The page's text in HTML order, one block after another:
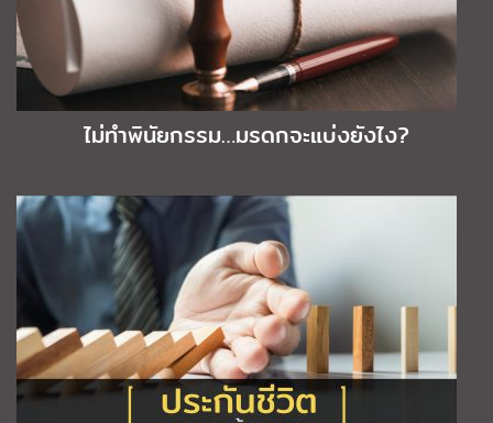
ไม่ทำพินัยกรรม…มรดกจะแบ่งยังไง?